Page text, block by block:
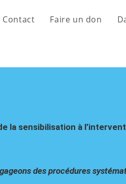
Contact Faire un don
la sensibilisation à
des procédures